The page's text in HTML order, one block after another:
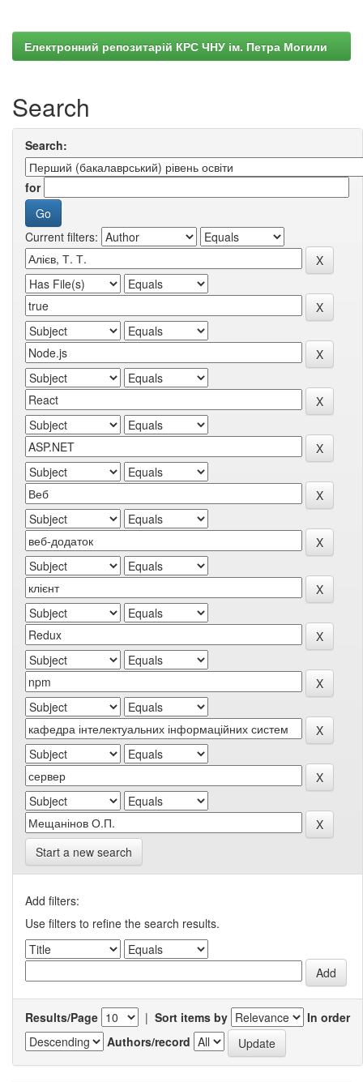
Електронний репозитарій КРС ЧНУ ім. Петра Могили
Search
Search:
for
Current filters:
Start a new search
Add filters:
Use filters to refine the search results.
Results/Page | Sort items by
In order
Authors/record